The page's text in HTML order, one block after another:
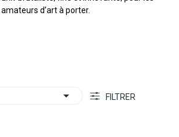
amateurs d’art à porter.
 FILTRER